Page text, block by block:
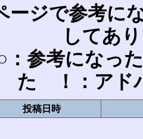
ージで参考に
してあ
参考になっ
た ！：アド
投稿日時